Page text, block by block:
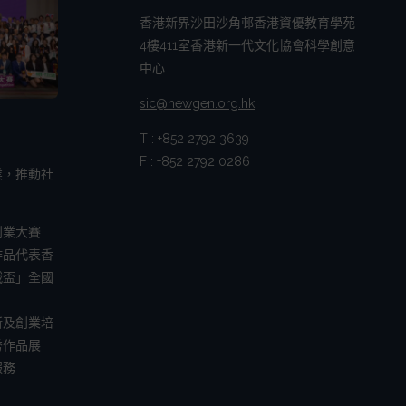
推動社
大賽
代表香
」全國
創業培
品展
務
香港新界沙田沙角邨香港資優教育學苑
4樓411室香港新一代文化協會科學創意
中心
sic@newgen.org.hk
T : +852 2792 3639
F : +852 2792 0286